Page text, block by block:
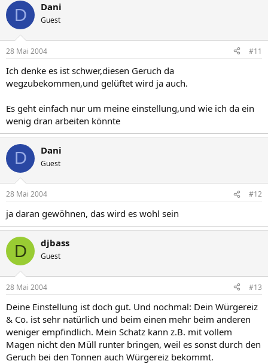
D Dani
Guest
28 Mai 2004 #11
Ich denke es ist schwer,diesen Geruch da
wegzubekommen,und gelüftet wird ja auch.
Es geht einfach nur um meine einstellung,und wie ich da ein
wenig dran arbeiten könnte
D Dani
Guest
28 Mai 2004 #12
ja daran gewöhnen, das wird es wohl sein
D djbass
Guest
28 Mai 2004 #13
Deine Einstellung ist doch gut. Und nochmal: Dein Würgereiz
& Co. ist sehr natürlich und beim einen mehr beim anderen
weniger empfindlich. Mein Schatz kann z.B. mit vollem
Magen nicht den Müll runter bringen, weil es sonst durch den
Geruch bei den Tonnen auch Würgereiz bekommt.